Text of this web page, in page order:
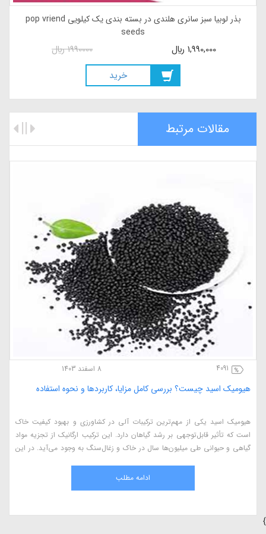
بذر لوبیا سبز سانری هلندی در بسته بندی یک کیلویی pop vriend
seeds
1990000ريال 1,990,000 ريال
خريد
مقالات مرتبط
4091 8 اسفند 1403
هیومیک اسید چیست؟ بررسی کامل مزایا، کاربردها و نحوه استفاده
هیومیک اسید یکی از مهم‌ترین ترکیبات آلی در کشاورزی و بهبود کیفیت خاک
است که تأثیر قابل‌توجهی بر رشد گیاهان دارد. این ترکیب ارگانیک از تجزیه مواد
گیاهی و حیوانی طی میلیون‌ها سال در خاک و زغال‌سنگ به وجود می‌آید. در این
طبیعی و اثرات آن بر گیاهان می‌پردازیم.ادامه مطلب
}